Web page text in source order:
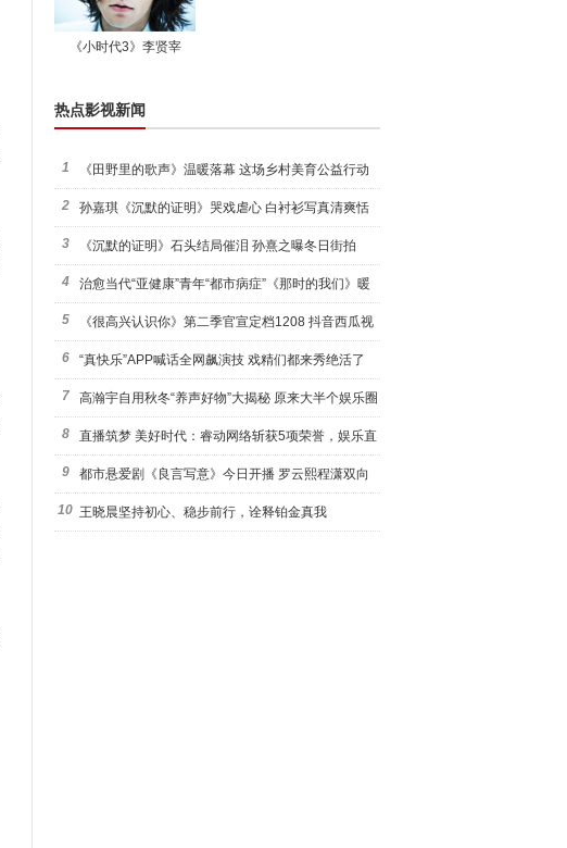
《小时代3》李贤宰
热点影视新闻
1 《田野里的歌声》温暖落幕 这场乡村美育公益行动
仍在继续
2 孙嘉琪《沉默的证明》哭戏虐心 白衬衫写真清爽恬
淡
3 《沉默的证明》石头结局催泪 孙熹之曝冬日街拍
4 治愈当代“亚健康”青年“都市病症”《那时的我们》暖
心来
5 《很高兴认识你》第二季官宣定档1208 抖音西瓜视
频今
6 “真快乐”APP喊话全网飙演技 戏精们都来秀绝活了
7 高瀚宇自用秋冬“养声好物”大揭秘 原来大半个娱乐圈
都在
8 直播筑梦 美好时代：睿动网络斩获5项荣誉，娱乐直
播行业
9 都市悬爱剧《良言写意》今日开播 罗云熙程潇双向
奔赴打动
10 王晓晨坚持初心、稳步前行，诠释铂金真我